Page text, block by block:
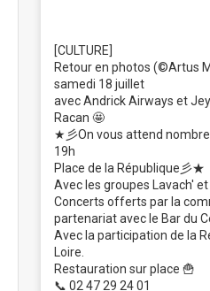
[CULTURE]
Retour en photos (©Artus
samedi 18 juillet
avec Andrick Airways et
Racan 🤩
★彡On vous attend
19h
Place de la République彡★
Avec les groupes Lavach'
Concerts offerts par la
partenariat avec le Bar du
Avec la participation de la
Loire.
Restauration sur place 🍟
📞 02 47 29 24 01